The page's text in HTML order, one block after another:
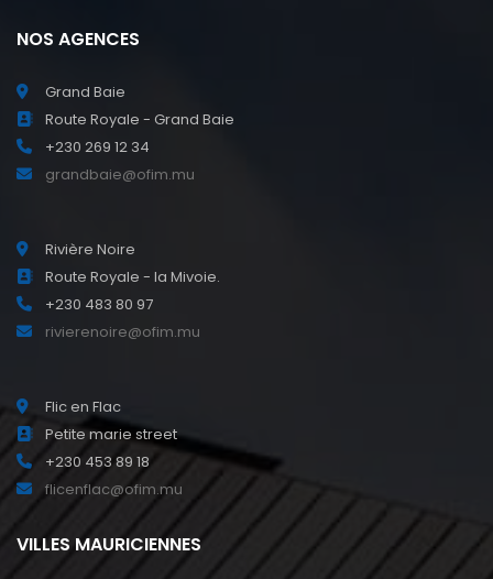
NOS AGENCES
Grand Baie
Route Royale - Grand Baie
+230 269 12 34
grandbaie@ofim.mu
Rivière Noire
Route Royale - la Mivoie.
+230 483 80 97
rivierenoire@ofim.mu
Flic en Flac
Petite marie street
+230 453 89 18
flicenflac@ofim.mu
VILLES MAURICIENNES